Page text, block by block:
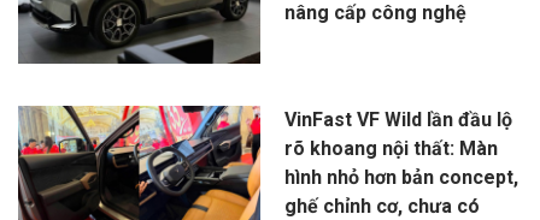
nâng cấp công nghệ
VinFast VF Wild lần đầu lộ
rõ khoang nội thất: Màn
hình nhỏ hơn bản concept,
ghế chỉnh cơ, chưa có